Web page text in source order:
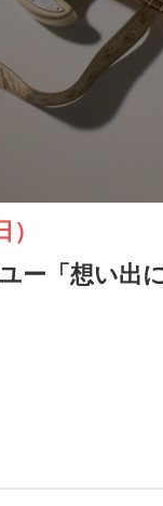
ー「想い出